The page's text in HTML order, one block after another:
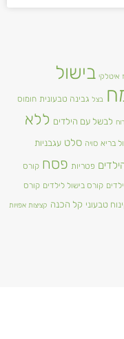
איטלקי בישול
בצל גבינה טבעונית חומוס
לבשל עם הילדים ללא
בריא סויה סלט עגבניות
פטריות פסח קורס
קורס בישול לילדים קורס
טבעוני קל הכנה קציצות אפויות